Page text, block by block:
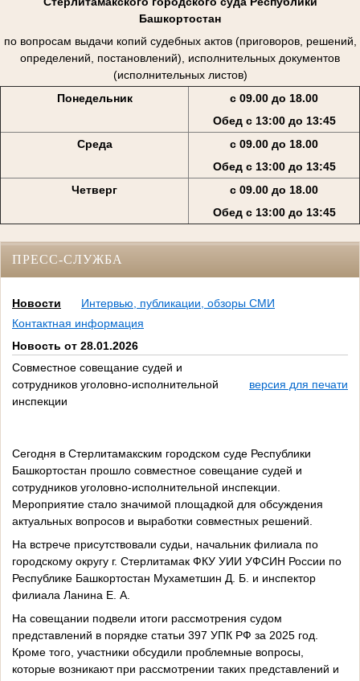
Башкортостан
по вопросам выдачи копий судебных актов (приговоров, решений,
определений, постановлений), исполнительных документов
(исполнительных листов)
Понедельник
с 09.00 до 18.00
Обед с 13:00 до 13:45
Среда
с 09.00 до 18.00
Обед с 13:00 до 13:45
Четверг
с 09.00 до 18.00
Обед с 13:00 до 13:45
ПРЕСС-СЛУЖБА
Новости
Интервью, публикации, обзоры СМИ
Контактная информация
Новость от 28.01.2026
Совместное совещание судей и
сотрудников уголовно-исполнительной
инспекции
версия для печати
Сегодня в Стерлитамакским городском суде Республики
Башкортостан прошло совместное совещание судей и
сотрудников уголовно-исполнительной инспекции.
Мероприятие стало значимой площадкой для обсуждения
актуальных вопросов и выработки совместных решений.
На встрече присутствовали судьи, начальник филиала по
городскому округу г. Стерлитамак ФКУ УИИ УФСИН России по
Республике Башкортостан Мухаметшин Д. Б. и инспектор
филиала Ланина Е. А.
На совещании подвели итоги рассмотрения судом
представлений в порядке статьи 397 УПК РФ за 2025 год.
Кроме того, участники обсудили проблемные вопросы,
которые возникают при рассмотрении таких представлений и